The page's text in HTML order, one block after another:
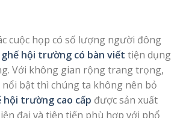
cuộc họp có số lượng người đông
ghế hội trường có bàn viết tiện dụng
Với không gian rộng trang trọng,
nổi bật thì chúng ta không nên bỏ
hội trường cao cấp được sản xuất
đại và tiên tiến phù hợp với phổ